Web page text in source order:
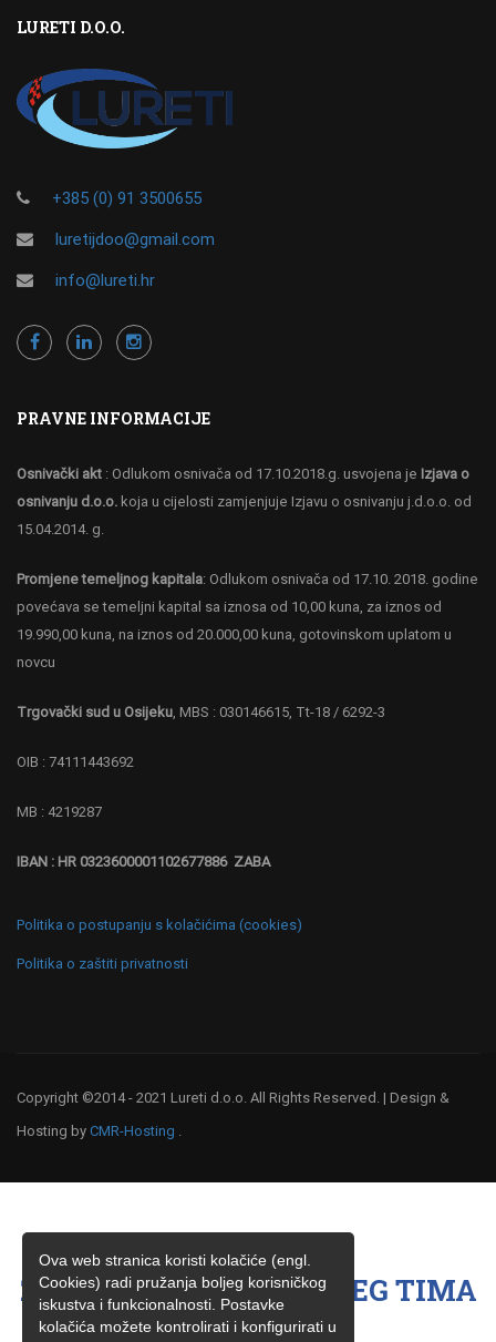
LURETI D.O.O.
+385 (0) 91 3500655
luretijdoo@gmail.com
info@lureti.hr
PRAVNE INFORMACIJE
Osnivački akt : Odlukom osnivača od 17.10.2018.g. usvojena je Izjava o
osnivanju d.o.o. koja u cijelosti zamjenjuje Izjavu o osnivanju j.d.o.o. od
15.04.2014. g.
Promjene temeljnog kapitala: Odlukom osnivača od 17.10. 2018. godine
povećava se temeljni kapital sa iznosa od 10,00 kuna, za iznos od
19.990,00 kuna, na iznos od 20.000,00 kuna, gotovinskom uplatom u
novcu
Trgovački sud u Osijeku, MBS : 030146615, Tt-18 / 6292-3
OIB : 74111443692
MB : 4219287
IBAN : HR 0323600001102677886 ZABA
Politika o postupanju s kolačićima (cookies)
Politika o zaštiti privatnosti
Copyright ©2014 - 2021 Lureti d.o.o. All Rights Reserved. | Design &
Hosting by CMR-Hosting .
ŽELITE BITI ČLAN NAŠEG TIMA
?
Ova web stranica koristi kolačiće (engl.
Cookies) radi pružanja boljeg korisničkog
iskustva i funkcionalnosti. Postavke
kolačića možete kontrolirati i konfigurirati u